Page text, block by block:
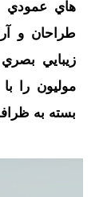
هاي عمودي
طراحان و
زيبايي
موليون را
بسته به